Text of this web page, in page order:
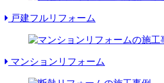
戸建フルリフォーム
マンションリフォーム